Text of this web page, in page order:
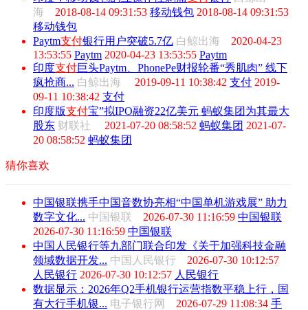
海 2018-08-14 09:31:53 移动钱包 2018-08-14 09:31:53
移动钱包
Paytm支付银行用户突破5.7亿 白鲸出海 2020-04-23
13:53:55 Paytm 2020-04-23 13:53:55 Paytm
印度支付巨头Paytm、PhonePe财报轮番“秀肌肉” 线下
疯抢商... 白鲸出海 2019-09-11 10:38:42 支付 2019-
09-11 10:38:42 支付
印度版支付宝”拟IPO融资22亿美元 蚂蚁集团为其最大
股东 财联社 2021-07-20 08:58:52 蚂蚁集团 2021-07-
20 08:58:52 蚂蚁集团
猜你喜欢
中国银联携手中国音数协亮相“中国单机游戏展” 助力
数字文化... 中国银联 2026-07-30 11:16:59 中国银联
2026-07-30 11:16:59 中国银联
中国人民银行等九部门联合印发《关于加强科技金融
领域数据开发... 中国人民银行 2026-07-30 10:12:57
人民银行 2026-07-30 10:12:57 人民银行
数据显示：2026年Q2手机银行运营指数平稳上行，国
有大行手机银... 电子银行网 2026-07-29 11:08:34 手